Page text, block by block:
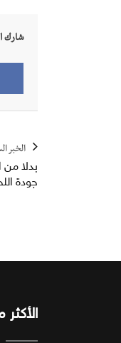
شارك
الخبر
بدلا من
جودة